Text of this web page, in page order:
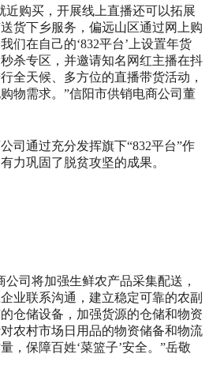
近购买，开展线上直播还可以拓展
货下乡服务，偏远山区通过网上购
们在自己的‘832平台’上设置年货
杀专区，并邀请知名网红主播在抖
全天候、多方位的直播带货活动，
物需求。”信阳市供销电商公司董
司通过充分发挥旗下“832平台”作
力巩固了脱贫攻坚的成果。
司将加强生鲜农产品采集配送，
业联系沟通，建立稳定可靠的农副
仓储设备，加强货源的仓储和物资
农村市场日用品的物资储备和物流
，保障百姓‘菜篮子’安全。”岳敬